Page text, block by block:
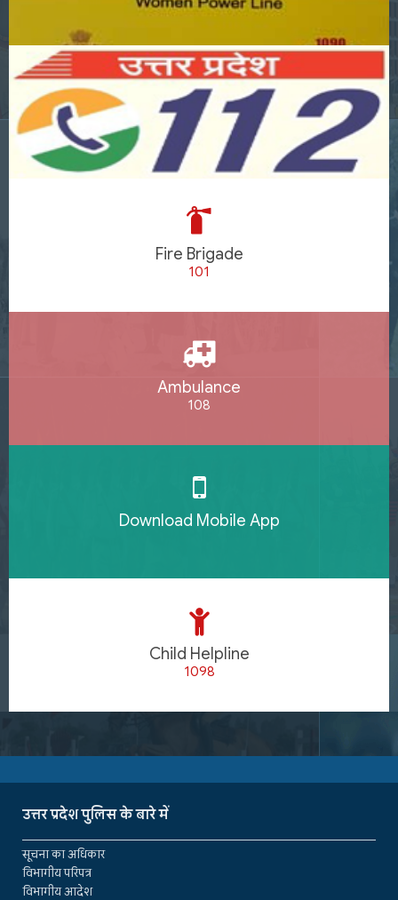
Fire Brigade
101
Ambulance
108
Download Mobile App
Child Helpline
1098
उत्तर प्रदेश पुलिस के बारे में
सूचना का अधिकार
विभागीय परिपत्र
विभागीय आदेश